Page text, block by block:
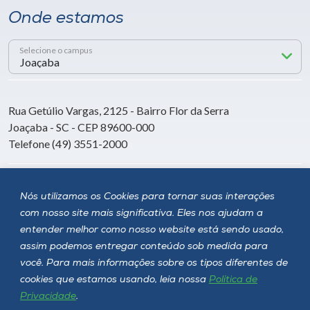
Nós utilizamos os Cookies para tornar suas interações
com nosso site mais significativa. Eles nos ajudam a
entender melhor como nosso website está sendo usado,
assim podemos entregar conteúdo sob medida para
você. Para mais informações sobre os tipos diferentes de
cookies que estamos usando, leia nossa Política de
Privacidade.
Onde estamos
Selecione o campus
Rua Getúlio Vargas, 2125 - Bairro Flor da Serra
Joaçaba - SC - CEP 89600-000
Telefone (49) 3551-2000
Siga a Unoesc